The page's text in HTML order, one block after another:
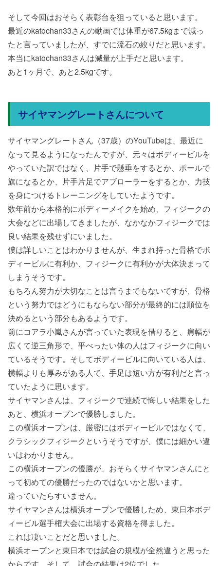
そして今回はおそらく表彰台を狙っていると思います。
最近のkatochan33さんの動画では体重が67.5kgまで減っ
たと言っていましたが、すでに流石の絞りだと思います。
本当にkatochan33さんは減量が上手だと思います。
あと1ヶ月で、あと2.5kgです。
サイヤマングレートさんについて
サイヤマングレートさん（37歳）のYouTubeは、最近に
なって見るようになったんですが、元々はボディービルを
やっていた訳ではなく、片手で懸垂をするとか、ポールで
旗になるとか、片手片足でアブローラーをするとか、力技
を身につけるトレーニングをしていたようです。
数年前から本格的にボディーメイクを始め、フィジークの
大会などに出場してきましたが、なかなかフィジークでは
良い結果を残せずにいました。
僕は詳しいことはわかりませんが、生まれ持った骨格でボ
ディービルに有利か、フィジークに有利かが大体決まって
しまうそうです。
もちろん努力が大切なことは言うまでもないですが、骨格
という努力ではどうにもならない部分が最終的には順位を
決めるという部分もあるようです。
前にコアラ小嵐さんが言っていた表現を借りると、肩幅が
広くて逆三角形で、平べったい体の人はフィジークに向い
ているそうです。そしてボディービルに向いている人は、
横幅よりも厚みがある人で、手足は短い方が有利だと言っ
ていたように思います。
サイヤマンさんは、フィジークで連続で悔しい結果をした
あと、横浜オープンで優勝しました。
この横浜オープンは、厳密にはボディービルではなくて、
クラシックフィジークというそうですが、僕には細かい違
いはわかりません。
この横浜オープンの優勝が、おそらくサイヤマンさんにと
って初めての優勝だったのではないかと思います。
違っていたらすいません。
サイヤマンさんは横浜オープンで優勝しため、東日本ボデ
ィービル選手権大会に出場する資格を得ました。
これは凄いことだと思いました。
横浜オープンと東日本では試合の規模が全然違うと思った
からです。そして、試合の結果は2位でした。